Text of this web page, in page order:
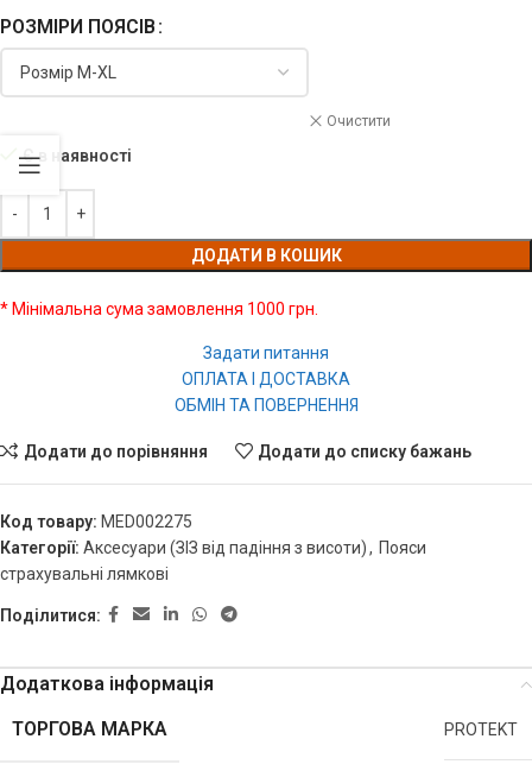
РОЗМІРИ ПОЯСІВ
Очистити
Є в наявності
ДОДАТИ В КОШИК
* Мінімальна сума замовлення 1000 грн.
Задати питання
ОПЛАТА І ДОСТАВКА
ОБМІН ТА ПОВЕРНЕННЯ
Додати до порівняння Додати до списку бажань
Код товару: MED002275
Категорії: Аксесуари (ЗІЗ від падіння з висоти), Пояси
страхувальні лямкові
Поділитися:
Додаткова інформація
ТОРГОВА МАРКА
PROTEKT